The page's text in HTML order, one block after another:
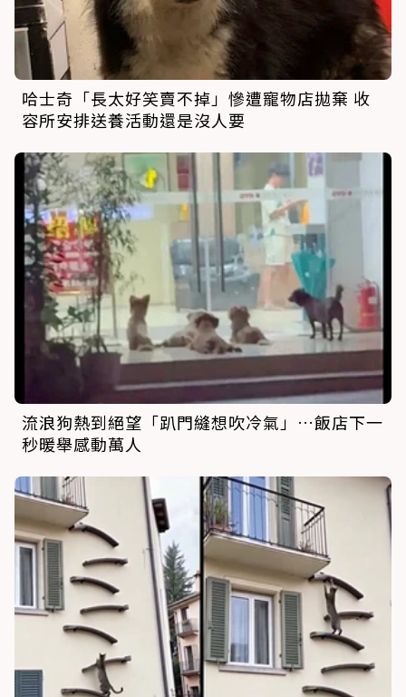
哈士奇「長太好笑賣不掉」慘遭寵物店拋棄 收
容所安排送養活動還是沒人要
流浪狗熱到絕望「趴門縫想吹冷氣」…飯店下一
秒暖舉感動萬人